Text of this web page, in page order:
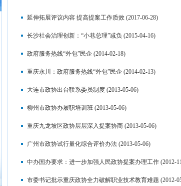
延伸拓展评议内容 提高提案工作质效(2017-06-28)
长沙社会治理创新：“小巷总理”减负 (2015-04-16)
政府服务热线“外包”民企(2014-02-18)
重庆永川：政府服务热线“外包”民企(2014-02-13)
大连市政协出台联系委员制度(2013-05-06)
柳州市政协办履职培训班(2013-05-06)
重庆九龙坡区政协层层深入提案协商(2013-05-06)
广州市政协试行量化综合评价办法(2013-05-06)
中办国办要求：进一步加强人民政协提案办理工作(2012-
市委书记批示重庆政协全力破解职业技术教育难题 (2012-